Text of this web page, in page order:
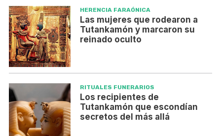
HERENCIA FARAÓNICA
Las mujeres que rodearon a
Tutankamón y marcaron su
reinado oculto
RITUALES FUNERARIOS
Los recipientes de
Tutankamón que escondían
secretos del más allá